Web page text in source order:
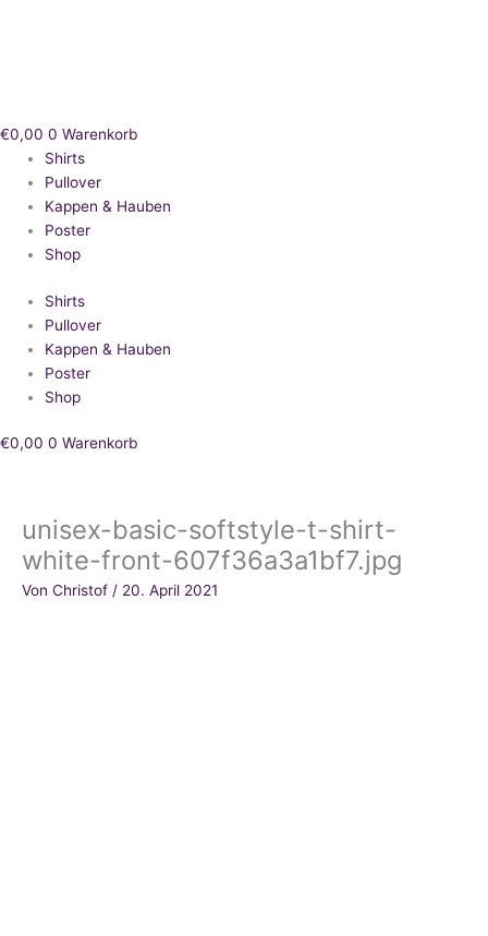
€0,00 0 Warenkorb
Shirts
Pullover
Kappen & Hauben
Poster
Shop
Shirts
Pullover
Kappen & Hauben
Poster
Shop
€0,00 0 Warenkorb
unisex-basic-softstyle-t-shirt-
white-front-607f36a3a1bf7.jpg
Von Christof / 20. April 2021